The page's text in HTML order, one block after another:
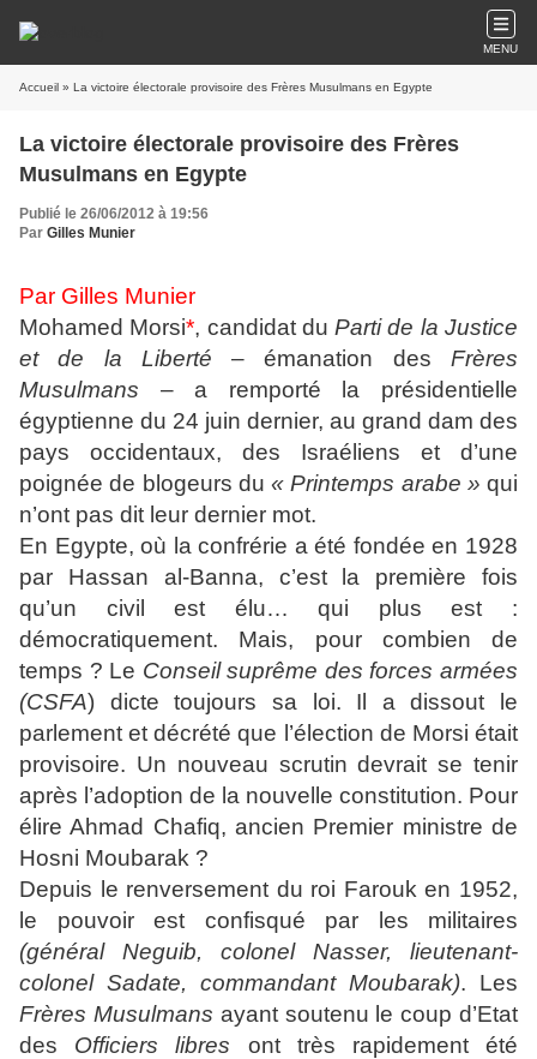
MENU
Accueil » La victoire électorale provisoire des Frères Musulmans en Egypte
La victoire électorale provisoire des Frères
Musulmans en Egypte
Publié le 26/06/2012 à 19:56
Par Gilles Munier
Par Gilles Munier
Mohamed Morsi*, candidat duParti de la Justice
et de la Liberté – émanation desFrères
Musulmans – a remporté la présidentielle
égyptienne du 24 juin dernier, au grand dam des
pays occidentaux, des Israéliens et d’une
poignée de blogeurs du « Printemps arabe » qui
n’ont pas dit leur dernier mot.
En Egypte, où la confrérie a été fondée en 1928
par Hassan al-Banna, c’est la première fois
qu’un civil est élu… qui plus est :
démocratiquement. Mais, pour combien de
temps ? Le Conseil suprême des forces armées
(CSFA) dicte toujours sa loi. Il a dissout le
parlement et décrété que l’élection de Morsi était
provisoire. Un nouveau scrutin devrait se tenir
après l’adoption de la nouvelle constitution. Pour
élire Ahmad Chafiq, ancien Premier ministre de
Hosni Moubarak ?
Depuis le renversement du roi Farouk en 1952,
le pouvoir est confisqué par les militaires
(général Neguib, colonel Nasser, lieutenant-
colonel Sadate, commandant Moubarak). Les
Frères Musulmans ayant soutenu le coup d’Etat
des Officiers libres ont très rapidement été